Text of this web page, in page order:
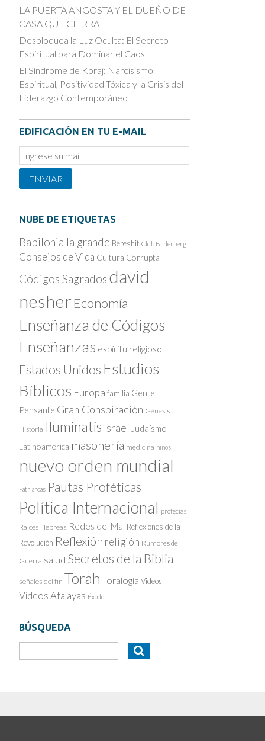
LA PUERTA ANGOSTA Y EL DUEÑO DE
CASA QUE CIERRA
Desbloquea la Luz Oculta: El Secreto
Espiritual para Dominar el Caos
El Síndrome de Koraj: Narcisismo
Espiritual, Positividad Tóxica y la Crisis del
Liderazgo Contemporáneo
EDIFICACIÓN EN TU E-MAIL
Email
Subscription
ENVIAR
NUBE DE ETIQUETAS
Babilonia la grande Bereshit Club Bilderberg
Consejos de Vida Cultura Corrupta
Códigos Sagrados david
nesher Economía
Enseñanza de Códigos
Enseñanzas espíritu religioso
Estados Unidos Estudios
Bíblicos Europa familia Gente
Pensante Gran Conspiración Génesis
Historia Iluminatis Israel Judaísmo
Latinoamérica masonería medicina niños
nuevo orden mundial
Patriarcas Pautas Proféticas
Política Internacional profecías
Raíces Hebreas Redes del Mal Reflexiones de la
Revolución Reflexión religión Rumores de
Guerra salud Secretos de la Biblia
señales del fin Torah Toralogía Videos
Videos Atalayas Éxodo
BÚSQUEDA